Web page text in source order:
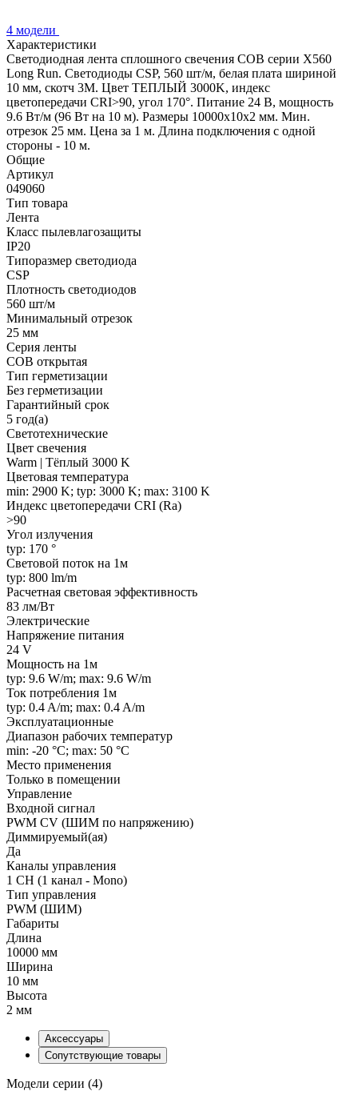
4 модели
Характеристики
Светодиодная лента сплошного свечения COB серии X560
Long Run. Светодиоды CSP, 560 шт/м, белая плата шириной
10 мм, скотч 3M. Цвет ТЕПЛЫЙ 3000K, индекс
цветопередачи CRI>90, угол 170°. Питание 24 В, мощность
9.6 Вт/м (96 Вт на 10 м). Размеры 10000х10х2 мм. Мин.
отрезок 25 мм. Цена за 1 м. Длина подключения с одной
стороны - 10 м.
Общие
Артикул
049060
Тип товара
Лента
Класс пылевлагозащиты
IP20
Типоразмер светодиода
CSP
Плотность светодиодов
560 шт/м
Минимальный отрезок
25 мм
Серия ленты
COB открытая
Тип герметизации
Без герметизации
Гарантийный срок
5 год(а)
Светотехнические
Цвет свечения
Warm | Тёплый 3000 K
Цветовая температура
min: 2900 K; typ: 3000 K; max: 3100 K
Индекс цветопередачи CRI (Ra)
>90
Угол излучения
typ: 170 °
Световой поток на 1м
typ: 800 lm/m
Расчетная световая эффективность
83 лм/Вт
Электрические
Напряжение питания
24 V
Мощность на 1м
typ: 9.6 W/m; max: 9.6 W/m
Ток потребления 1м
typ: 0.4 A/m; max: 0.4 A/m
Эксплуатационные
Диапазон рабочих температур
min: -20 °C; max: 50 °C
Место применения
Только в помещении
Управление
Входной сигнал
PWM СV (ШИМ по напряжению)
Диммируемый(ая)
Да
Каналы управления
1 CH (1 канал - Mono)
Тип управления
PWM (ШИМ)
Габариты
Длина
10000 мм
Ширина
10 мм
Высота
2 мм
Аксессуары
Сопутствующие товары
Модели серии (4)